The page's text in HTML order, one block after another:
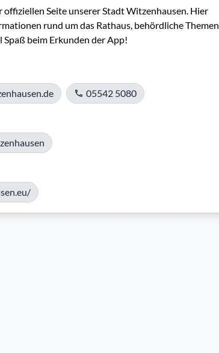
Seite unserer Stadt Witzenhausen. Hier
rund um das Rathaus, behördliche Themen
Spaß beim Erkunden der App!
05542 5080